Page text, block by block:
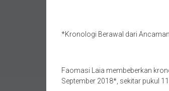
*Kronologi Berawal dari
Faomasi Laia membeberkan
September 2018*, sekitar pukul